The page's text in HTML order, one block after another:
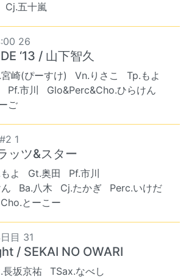
Cj.五十嵐
26
‘13 / 山下智久
崎(ぴーすけ) Vn.りさこ
Tp.もよ
Pf.市川
Glo&Perc&Cho.ひらけん
ご
1
ッツ&スター
よ Gt.奥田
Pf.市川
Ba.八木 Cj.たかぎ
Perc.いけだ
Cho.とーこー
目 31
/ SEKAI NO OWARI
長坂京祐
TSax.なべし